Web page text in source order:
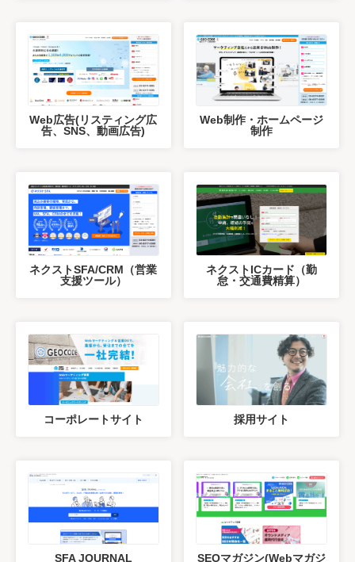
Web広告(リスティング広
告、SNS、動画広告)
Web制作・ホームページ
制作
ネクストSFA/CRM（営業
支援ツール）
ネクストICカード（勤
怠・交通費精算）
コーポレートサイト 採用サイト
SFA JOURNAL SEOマガジン(Webマガジ